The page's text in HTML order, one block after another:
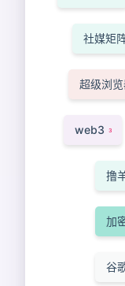
社媒矩
超级浏
web3 3
撸
加
谷